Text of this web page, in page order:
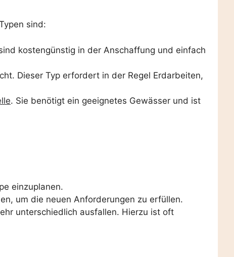
sind:
kostengünstig in der Anschaffung und einfach
Dieser Typ erfordert in der Regel Erdarbeiten,
. Sie benötigt ein geeignetes Gewässer und ist
einzuplanen.
um die neuen Anforderungen zu erfüllen.
unterschiedlich ausfallen. Hierzu ist oft